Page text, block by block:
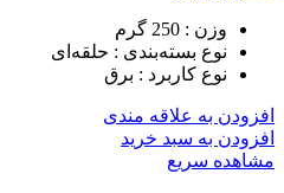
وزن : 250 گرم
نوع بسته‌بندی : حلقه‌ای
نوع کاربرد : برق
افزودن به علاقه مندی
افزودن به سبد خرید
مشاهده سریع